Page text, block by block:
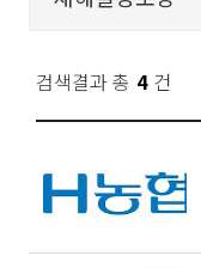
검색결과 총 4 건